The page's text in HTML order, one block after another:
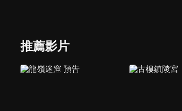
推薦影片